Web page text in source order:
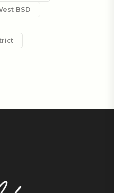
BSD